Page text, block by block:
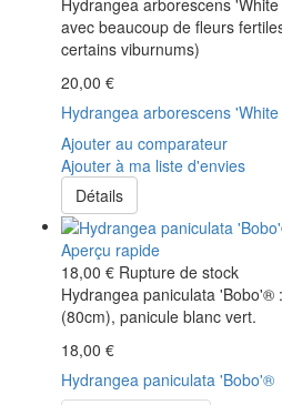
avec beaucoup de fleurs
certains viburnums)
20,00 €
Hydrangea arborescens
Ajouter au comparateur
Ajouter à ma liste d'envies
Détails
Aperçu rapide
18,00 € Rupture de stock
Hydrangea paniculata 'Bobo'®
(80cm), panicule blanc vert.
18,00 €
Hydrangea paniculata 'Bobo'®